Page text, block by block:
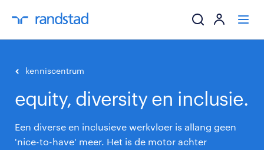
werkgevers
mijn carrière
kenniscentrum
equity, diversity en inclusie.
Een diverse en inclusieve werkvloer is allang geen
'nice-to-have' meer. Het is de motor achter